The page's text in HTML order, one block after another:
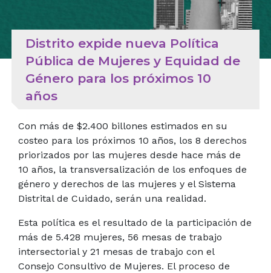
Distrito expide nueva Política
Pública de Mujeres y Equidad de
Género para los próximos 10
años
Con más de $2.400 billones estimados en su
costeo para los próximos 10 años, los 8 derechos
priorizados por las mujeres desde hace más de
10 años, la transversalización de los enfoques de
género y derechos de las mujeres y el Sistema
Distrital de Cuidado, serán una realidad.
Esta política es el resultado de la participación de
más de 5.428 mujeres, 56 mesas de trabajo
intersectorial y 21 mesas de trabajo con el
Consejo Consultivo de Mujeres. El proceso de